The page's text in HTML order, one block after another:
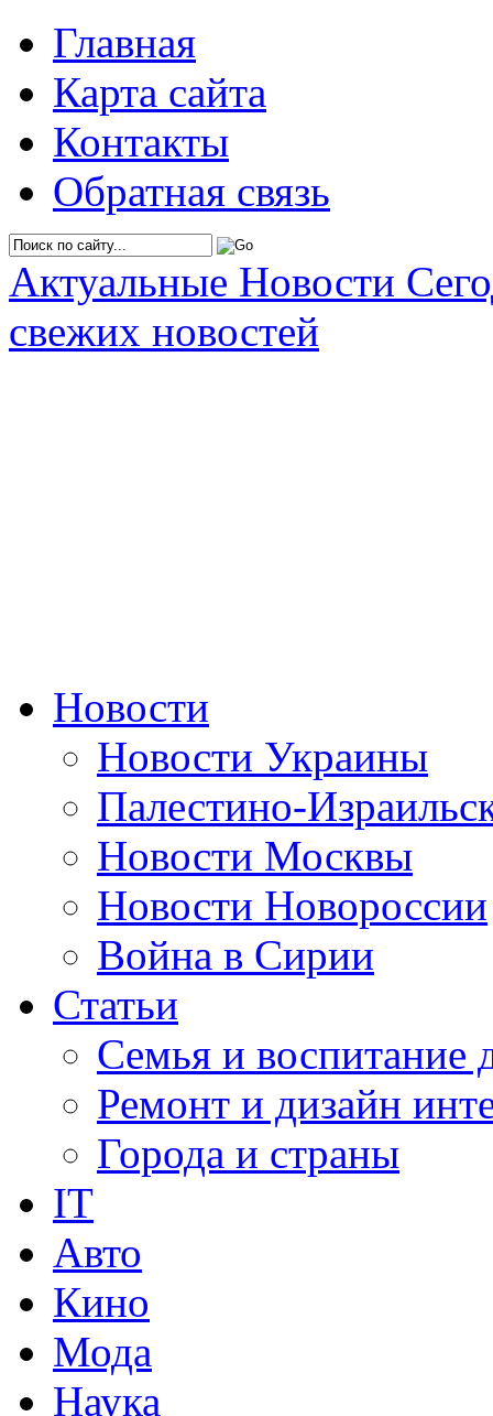
Главная
Карта сайта
Контакты
Обратная связь
Актуальные Новости
свежих новостей
Новости
Новости Украины
Палестино-
Новости Москвы
Новости Новороссии
Война в Сирии
Статьи
Семья и воспитание
Ремонт и дизайн
Города и страны
IT
Авто
Кино
Мода
Наука